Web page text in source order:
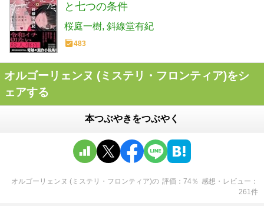
と七つの条件
桜庭一樹 斜線堂有紀
483
オルゴーリェンヌ (ミステリ・フロンティア)をシ
ェアする
本つぶやきをつぶやく
オルゴーリェンヌ (ミステリ・フロンティア)の 評価 74％ 感想・レビュー
261件